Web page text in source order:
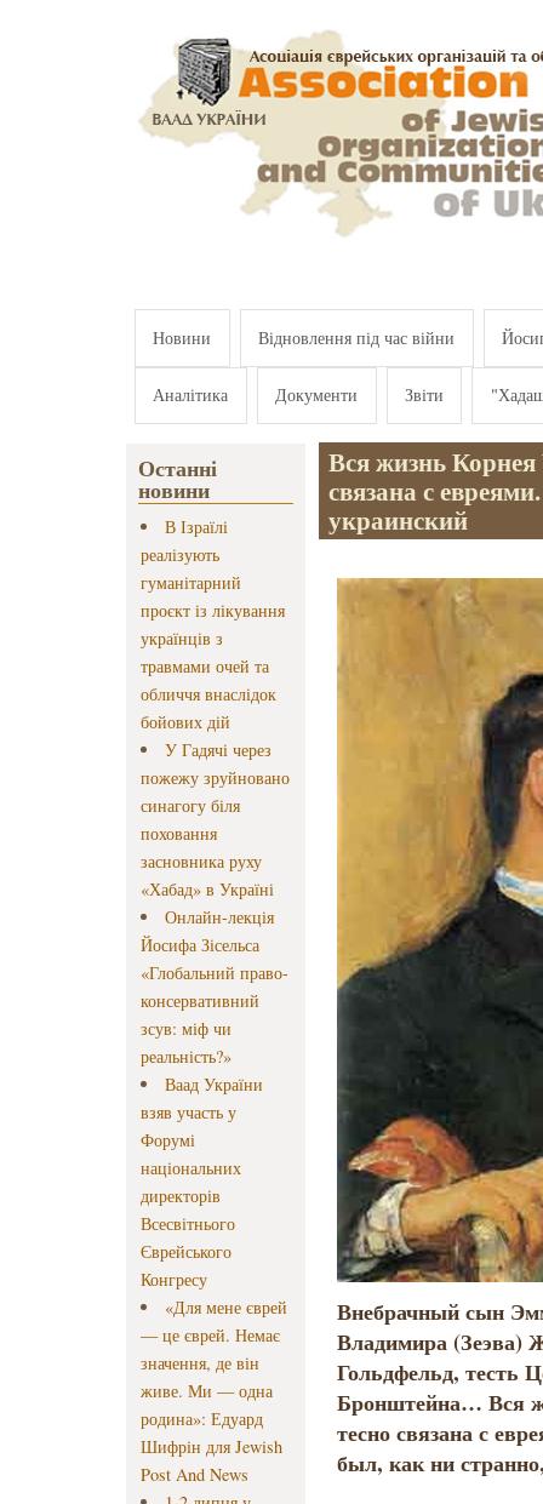
Новини Відновлення під час війни
Аналітика Документи Звіти
Останні
новини
В Ізраїлі
реалізують
гуманітарний
проєкт із лікування
українців з
травмами очей та
обличчя внаслідок
бойових дій
У Гадячі через
пожежу зруйновано
синагогу біля
поховання
засновника руху
«Хабад» в Україні
Онлайн-лекція
Йосифа Зісельса
«Глобальний право-
консервативний
зсув: міф чи
реальність?»
Ваад України
взяв участь у
Форумі
національних
директорів
Всесвітнього
Єврейського
Конгресу
«Для мене єврей
— це єврей. Немає
значення, де він
живе. Ми — одна
родина»: Едуард
Шифрін для Jewish
Post And News
Вся жизнь
связана с
украинский
Внебрачный сын
Владимира (Зеэва)
Гольдфельд, тесть
Бронштейна… Вся
тесно связана с
был, как ни